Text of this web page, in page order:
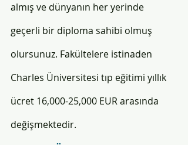
almış ve dünyanın her yerinde
geçerli bir diploma sahibi olmuş
olursunuz. Fakültelere istinaden
Charles Üniversitesi tıp eğitimi yıllık
ücret 16,000-25,000 EUR arasında
değişmektedir.